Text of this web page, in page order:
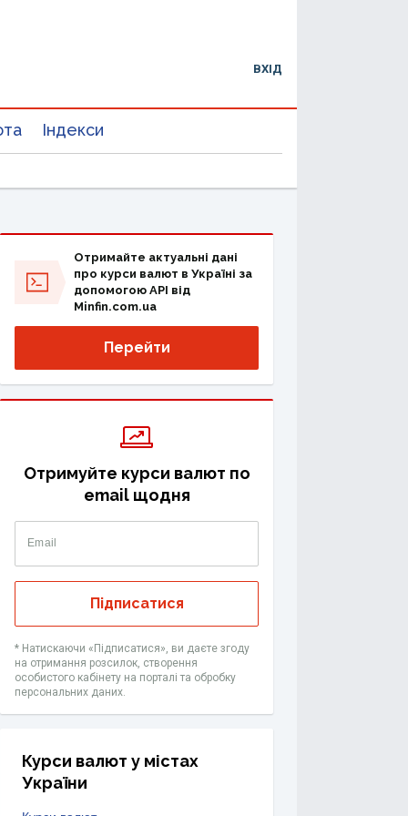
ВХІД
Індекси
Отримайте актуальні дані
про курси валют в Україні за
допомогою API від
Minfin.com.ua
Перейти
Отримуйте курси валют по
email щодня
Email
Підписатися
* Натискаючи «Підписатися», ви даєте згоду
на отримання розсилок, створення
особистого кабінету на порталі та обробку
персональних даних.
Курси валют у містах
України